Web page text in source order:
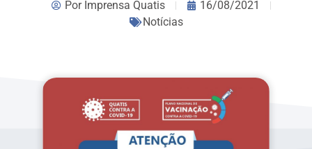
PorImprensa Quatis
16/08/2021
Notícias